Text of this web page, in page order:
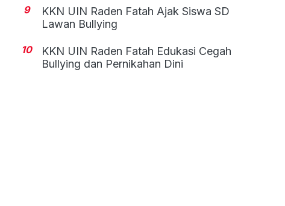
9
KKN UIN Raden Fatah Ajak Siswa SD
Lawan Bullying
10
KKN UIN Raden Fatah Edukasi Cegah
Bullying dan Pernikahan Dini